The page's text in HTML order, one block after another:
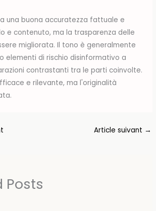
una buona accuratezza fattuale e
e contenuto, ma la trasparenza delle
migliorata. Il tono è generalmente
elementi di rischio disinformativo a
contrastanti tra le parti coinvolte.
e rilevante, ma l'originalità
Article suivant →
Posts